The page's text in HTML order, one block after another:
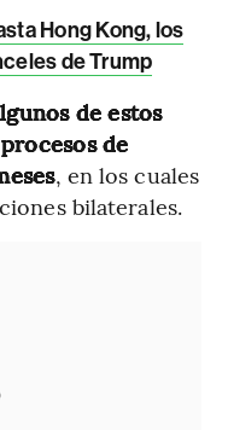
Hong Kong, los
de Trump
de estos
de
, en los cuales
bilaterales.